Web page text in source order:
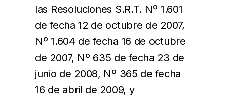
las Resoluciones S.R.T. Nº 1.601
de fecha 12 de octubre de 2007,
Nº 1.604 de fecha 16 de octubre
de 2007, Nº 635 de fecha 23 de
junio de 2008, Nº 365 de fecha
16 de abril de 2009, y